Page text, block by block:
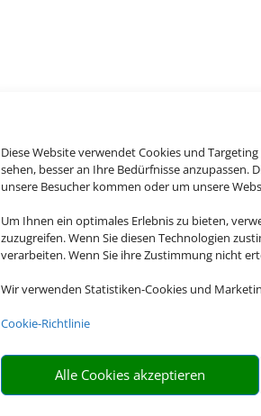
Diese Website verwendet Cookies und
sehen, besser an Ihre Bedürfnisse anzupassen.
unsere Besucher kommen oder um unsere
Um Ihnen ein optimales Erlebnis zu bieten,
zuzugreifen. Wenn Sie diesen Technologien
verarbeiten. Wenn Sie ihre Zustimmung nicht
Wir verwenden Statistiken-Cookies und
Cookie-Richtlinie
Alle Cookies akzeptieren